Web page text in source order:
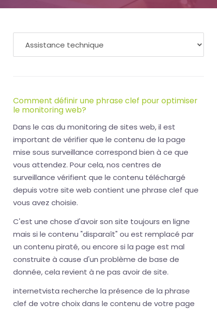
Comment définir une phrase clef pour optimiser
le monitoring web?
Dans le cas du monitoring de sites web, il est
important de vérifier que le contenu de la page
mise sous surveillance correspond bien à ce que
vous attendez. Pour cela, nos centres de
surveillance vérifient que le contenu téléchargé
depuis votre site web contient une phrase clef que
vous avez choisie.
C'est une chose d'avoir son site toujours en ligne
mais si le contenu "disparaît" ou est remplacé par
un contenu piraté, ou encore si la page est mal
construite à cause d'un problème de base de
donnée, cela revient à ne pas avoir de site.
internetvista recherche la présence de la phrase
clef de votre choix dans le contenu de votre page